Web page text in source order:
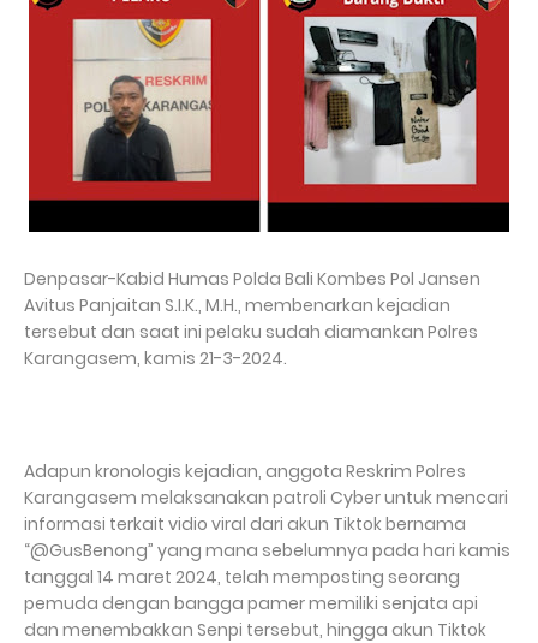
Denpasar-Kabid Humas Polda Bali Kombes Pol Jansen
Avitus Panjaitan S.I.K., M.H., membenarkan kejadian
tersebut dan saat ini pelaku sudah diamankan Polres
Karangasem, kamis 21-3-2024.
Adapun kronologis kejadian, anggota Reskrim Polres
Karangasem melaksanakan patroli Cyber untuk mencari
informasi terkait vidio viral dari akun Tiktok bernama
“@GusBenong” yang mana sebelumnya pada hari kamis
tanggal 14 maret 2024, telah memposting seorang
pemuda dengan bangga pamer memiliki senjata api
dan menembakkan Senpi tersebut, hingga akun Tiktok